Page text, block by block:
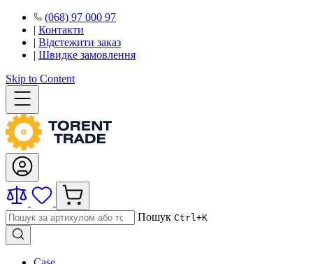
(068) 97 000 97
| Контакти
| Відстежити заказ
| Швидке замовлення
Skip to Content
Пошук Ctrl+K